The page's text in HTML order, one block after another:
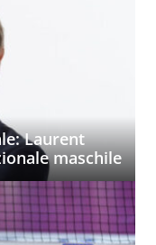
Laurent
maschile